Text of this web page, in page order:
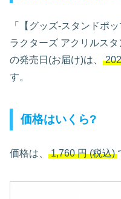
「【グッズ-スタンドポ
ラクターズ アクリルス
の発売日(お届け)は、
す。
価格はいくら?
価格は、 1,760円(税込)